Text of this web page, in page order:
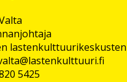
5425